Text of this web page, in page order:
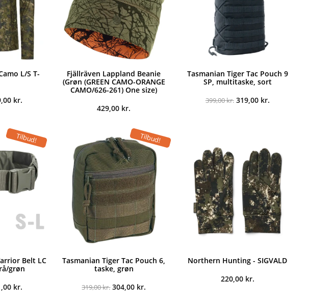
L/S T-
kr..
kr.Den
399,00 kr..
Fjällräven Lappland Beanie
(Grøn (GREEN CAMO-ORANGE
CAMO/626-261) One size)
429,00 kr.
Tasmanian Tiger Tac Pouch 9
SP, multitaske, sort
399,00kr. Den
319,00 kr.Den
Tilbud!
Belt LC
grøn
kr.
Tilbud!
Tasmanian Tiger Tac Pouch 6,
taske, grøn
319,00kr. Den
304,00 kr.
Northern Hunting - SIGVALD
220,00 kr.